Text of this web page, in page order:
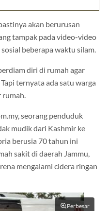
akan berurusan
tampak pada video-video
beberapa waktu silam.
diri di rumah agar
ternyata ada satu warga
rumah.
seorang penduduk
mudik dari Kashmir ke
berusia 70 tahun ini
sakit di daerah Jammu,
mengalami cidera ringan
Perbesar